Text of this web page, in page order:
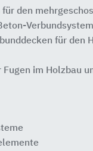
für den
Verbundsystem
für den
Fugen im Holzbau